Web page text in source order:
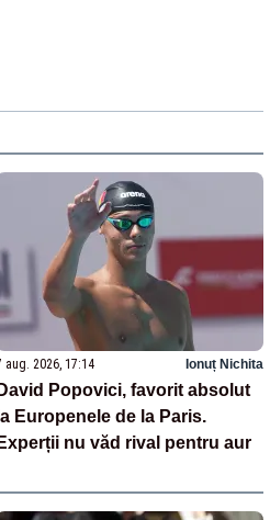
aug. 2026, 17:14 Ionuț Nichita
David Popovici, favorit absolut
la Europenele de la Paris.
Experții nu văd rival pentru aur